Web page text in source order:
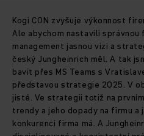
Kogi CON zvyšuje výkonnost
Ale abychom nastavili
management jasnou vizi a
český Jungheinrich měl. A tak
bavit přes MS Teams s
představou strategie 2025. V
jisté. Ve strategii totiž na
trendy a jeho dopady na firmu
konkurenci firma má. A